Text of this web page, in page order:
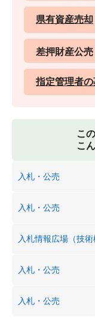
県有資産売却
差押財産公売
指定管理者
こ
こ
入札・公売
入札・公売
入札情報広場（技術
入札・公売
入札・公売